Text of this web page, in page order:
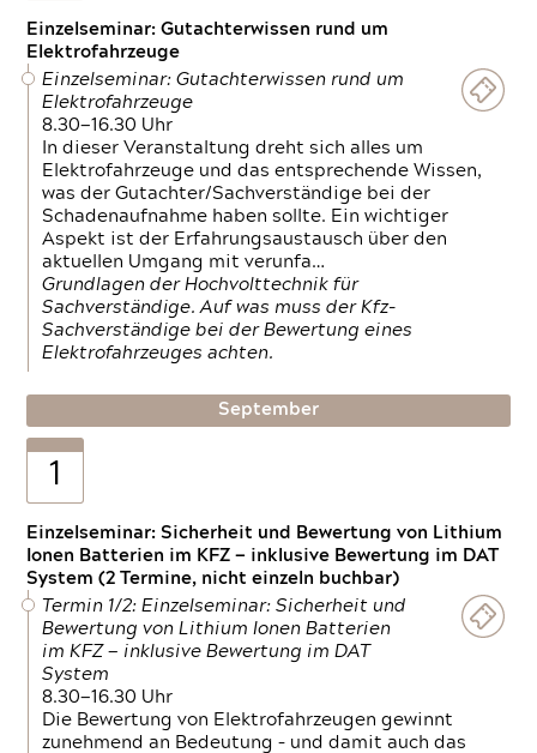
Einzelseminar: Gutachterwissen rund um
Elektrofahrzeuge
Einzelseminar: Gutachterwissen rund um
Elektrofahrzeuge
8.30—16.30 Uhr
In dieser Veranstaltung dreht sich alles um
Elektrofahrzeuge und das entsprechende Wissen,
was der Gutachter/Sachverständige bei der
Schadenaufnahme haben sollte. Ein wichtiger
Aspekt ist der Erfahrungsaustausch über den
aktuellen Umgang mit verunfa…
Grundlagen der Hochvolttechnik für
Sachverständige. Auf was muss der Kfz-
Sachverständige bei der Bewertung eines
Elektrofahrzeuges achten.
September
1
Einzelseminar: Sicherheit und Bewertung von Lithium
Ionen Batterien im KFZ — inklusive Bewertung im DAT
System (2 Termine, nicht einzeln buchbar)
Termin 1/2: Einzelseminar: Sicherheit und
Bewertung von Lithium Ionen Batterien
im KFZ — inklusive Bewertung im DAT
System
8.30—16.30 Uhr
Die Bewertung von Elektrofahrzeugen gewinnt
zunehmend an Bedeutung – und damit auch das